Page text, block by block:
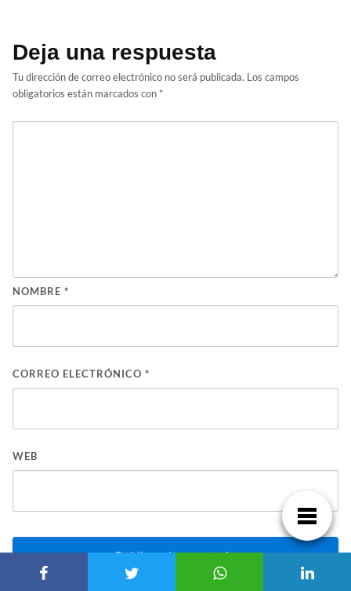
Deja una respuesta
Tu dirección de correo electrónico no será publicada. Los campos
obligatorios están marcados con *
NOMBRE *
CORREO ELECTRÓNICO *
WEB